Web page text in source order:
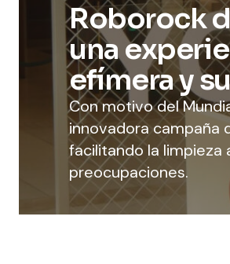
Roborock
una
efímera y
Con motivo del
innovadora campaña
facilitando la limpieza
preocupaciones.